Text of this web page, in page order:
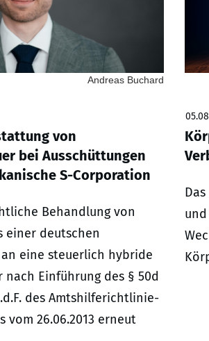
Andreas Buchard
von
bei Ausschüttungen
S-Corporation
Behandlung von
einer deutschen
eine steuerlich hybride
nach Einführung des § 50d
des Amtshilferichtlinie-
vom 26.06.2013 erneut